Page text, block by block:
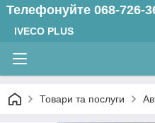
Телефонуйте 068-726-
IVECO PLUS
Товари та послуги